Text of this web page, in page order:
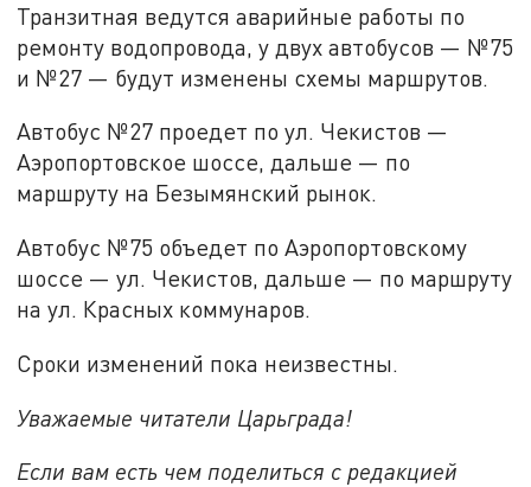
Транзитная ведутся аварийные работы по
ремонту водопровода, у двух автобусов — №75
и №27 — будут изменены схемы маршрутов.
Автобус №27 проедет по ул. Чекистов —
Аэропортовское шоссе, дальше — по
маршруту на Безымянский рынок.
Автобус №75 объедет по Аэропортовскому
шоссе — ул. Чекистов, дальше — по маршруту
на ул. Красных коммунаров.
Сроки изменений пока неизвестны.
Уважаемые читатели Царьграда!
Если вам есть чем поделиться с редакцией